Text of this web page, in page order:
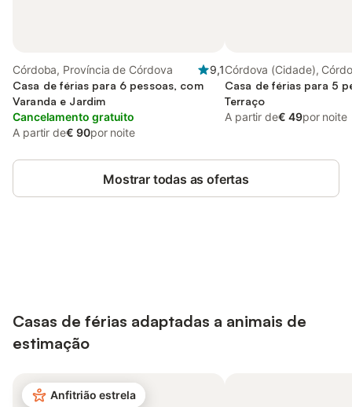
Córdoba, Província de Córdova
9,1
Casa de férias para 6 pessoas, com
Varanda e Jardim
Cancelamento gratuito
A partir de€ 90por noite
Córdova (Cidade),
Casa de férias para 5
Terraço
A partir de€ 49por noite
Mostrar todas as ofertas
Casas de férias adaptadas a animais de
estimação
Anfitrião estrela